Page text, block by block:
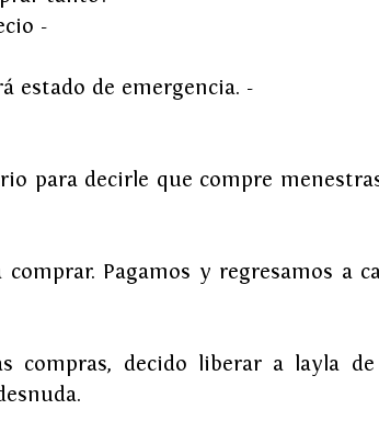
-
estado de emergencia. -
para decirle que compre
Pagamos y regresamos a
compras, decido liberar a layla